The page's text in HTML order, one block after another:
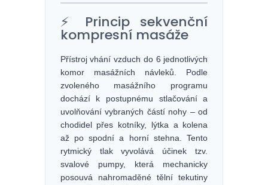
⚡ Princip sekvenční
kompresní masáže
Přístroj vhání vzduch do 6 jednotlivých
komor masážních návleků. Podle
zvoleného masážního programu
dochází k postupnému stlačování a
uvolňování vybraných částí nohy – od
chodidel přes kotníky, lýtka a kolena
až po spodní a horní stehna. Tento
rytmický tlak vyvolává účinek tzv.
svalové pumpy, která mechanicky
posouvá nahromaděné tělní tekutiny